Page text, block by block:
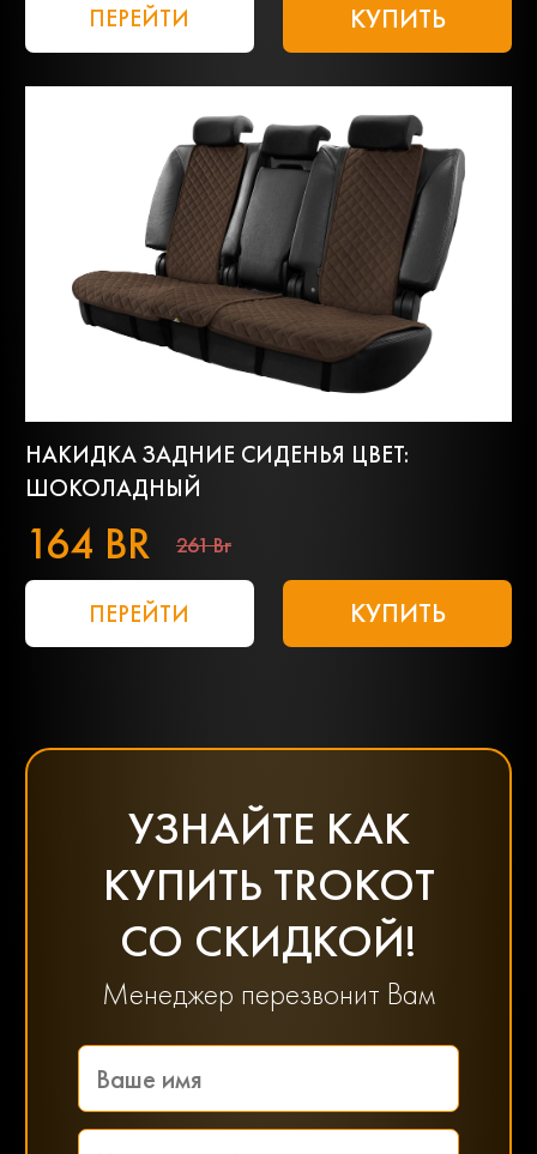
ПЕРЕЙТИ КУПИТЬ
НАКИДКА ЗАДНИЕ СИДЕНЬЯ ЦВЕТ:
ШОКОЛАДНЫЙ
164 BR 261 Br
ПЕРЕЙТИ КУПИТЬ
УЗНАЙТЕ КАК
КУПИТЬ TROKOT
СО СКИДКОЙ!
Менеджер перезвонит Вам